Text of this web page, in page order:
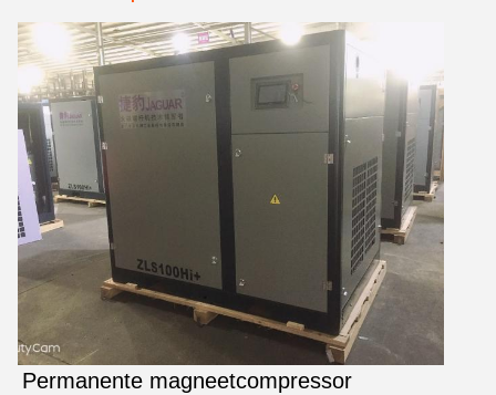
Permanente magneetcompressor